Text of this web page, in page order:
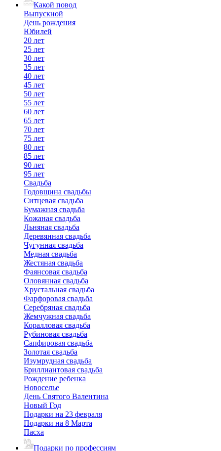
Какой повод
Выпускной
День рождения
Юбилей
20 лет
25 лет
30 лет
35 лет
40 лет
45 лет
50 лет
55 лет
60 лет
65 лет
70 лет
75 лет
80 лет
85 лет
90 лет
95 лет
Свадьба
Годовщина свадьбы
Ситцевая свадьба
Бумажная свадьба
Кожаная свадьба
Льняная свадьба
Деревянная свадьба
Чугунная свадьба
Медная свадьба
Жестяная свадьба
Фаянсовая свадьба
Оловянная свадьба
Хрустальная свадьба
Фарфоровая свадьба
Серебряная свадьба
Жемчужная свадьба
Коралловая свадьба
Рубиновая свадьба
Сапфировая свадьба
Золотая свадьба
Изумрудная свадьба
Бриллиантовая свадьба
Рождение ребенка
Новоселье
День Святого Валентина
Новый Год
Подарки на 23 февраля
Подарки на 8 Марта
Пасха
Подарки по профессиям